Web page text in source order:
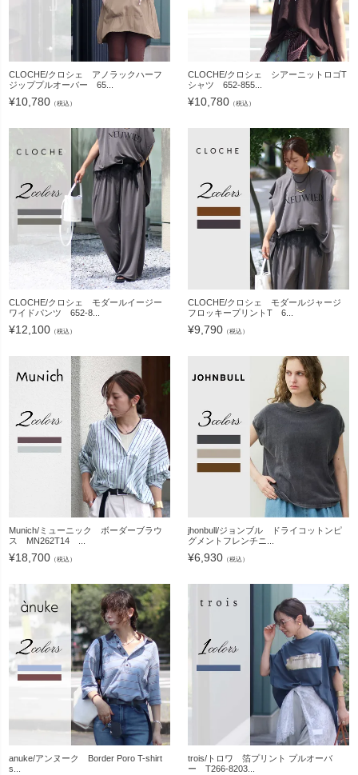
CLOCHE/クロシェ アノラックハーフ
ジッププルオーバー 65...
¥10,780 （税込）
CLOCHE/クロシェ シアーニットロゴT
シャツ 652-855...
¥10,780 （税込）
CLOCHE/クロシェ モダールイージー
ワイドパンツ 652-8...
¥12,100 （税込）
CLOCHE/クロシェ モダールジャージ
フロッキープリントT 6...
¥9,790 （税込）
Munich/ミューニック ボーダーブラウ
ス MN262T14 ...
¥18,700 （税込）
jhonbull/ジョンブル ドライコットンピ
グメントフレンチニ...
¥6,930 （税込）
anuke/アンヌーク Border Poro T-shirt
s...
trois/トロワ 箔プリント プルオーバ
ー T266-8203...